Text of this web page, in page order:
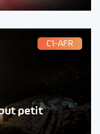
C1-AFR
petit